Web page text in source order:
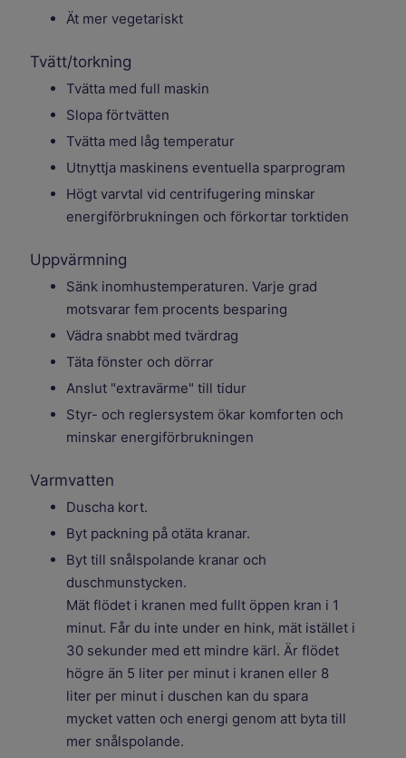
Ät mer vegetariskt
Tvätt/torkning
Tvätta med full maskin
Slopa förtvätten
Tvätta med låg temperatur
Utnyttja maskinens eventuella sparprogram
Högt varvtal vid centrifugering minskar
energiförbrukningen och förkortar torktiden
Uppvärmning
Sänk inomhustemperaturen. Varje grad
motsvarar fem procents besparing
Vädra snabbt med tvärdrag
Täta fönster och dörrar
Anslut "extravärme" till tidur
Styr- och reglersystem ökar komforten och
minskar energiförbrukningen
Varmvatten
Duscha kort.
Byt packning på otäta kranar.
Byt till snålspolande kranar och
duschmunstycken.
Mät flödet i kranen med fullt öppen kran i 1
minut. Får du inte under en hink, mät istället i
30 sekunder med ett mindre kärl. Är flödet
högre än 5 liter per minut i kranen eller 8
liter per minut i duschen kan du spara
mycket vatten och energi genom att byta till
mer snålspolande.